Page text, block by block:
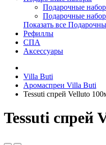
Подарочные
Подарочные
Показать все
Рефиллы
СПА
Аксессуары
Villa Buti
Аромаспреи Villa Buti
Tessuti спрей Velluto
Tessuti спрей